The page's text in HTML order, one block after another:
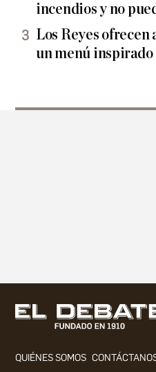
incendios y no
Los Reyes ofrecen
un menú inspirado
QUIÉNES SOMOS